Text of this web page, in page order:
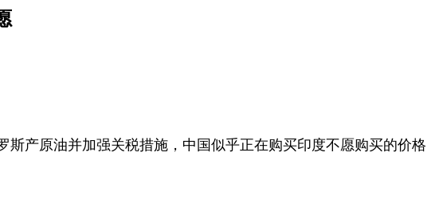
产原油并加强关税措施，中国似乎正在购买印度不愿购买的价格